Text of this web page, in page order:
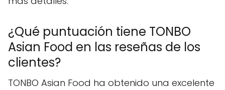
¿Qué puntuación tiene TONBO
Asian Food en las reseñas de los
clientes?
TONBO Asian Food ha obtenido una excelente